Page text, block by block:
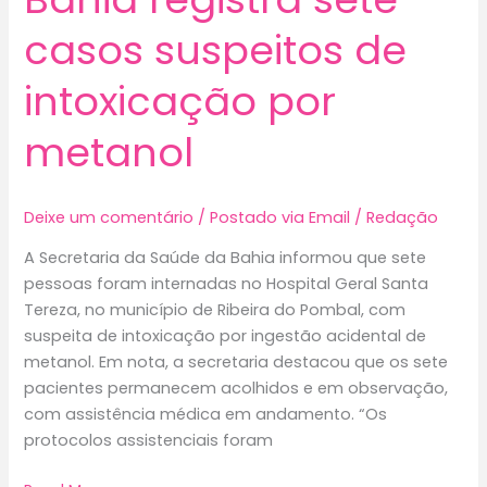
casos suspeitos de
intoxicação por
metanol
Deixe um comentário /Postado via Email /Redação
A Secretaria da Saúde da Bahia informou que sete
pessoas foram internadas no Hospital Geral Santa
Tereza, no município de Ribeira do Pombal, com
suspeita de intoxicação por ingestão acidental de
metanol. Em nota, a secretaria destacou que os sete
pacientes permanecem acolhidos e em observação,
com assistência médica em andamento. “Os
protocolos assistenciais foram